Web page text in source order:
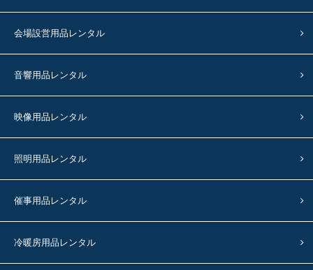
会場設営用品レンタル
音響用品レンタル
映像用品レンタル
照明用品レンタル
催事用品レンタル
冷暖房用品レンタル